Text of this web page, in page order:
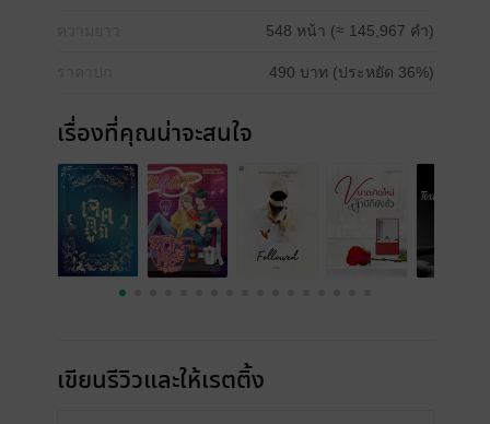
548 หน้า (≈ 145,967 คำ)
490 บาท (ประหยัด 36%)
เรื่องที่คุณน่าจะสนใจ
เขียนรีวิวและให้เรตติ้ง